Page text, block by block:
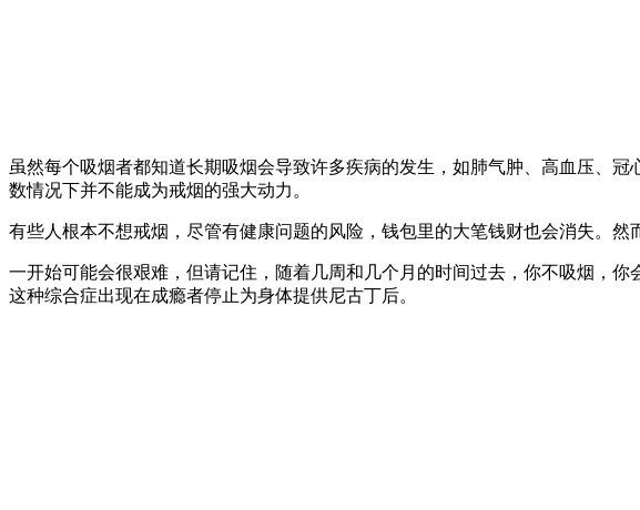
虽然每个吸烟者都知道长期吸烟会导致许多疾病的发生，如肺气肿、高血压、
数情况下并不能成为戒烟的强大动力。
有些人根本不想戒烟，尽管有健康问题的风险，钱包里的大笔钱财也会消失。
一开始可能会很艰难，但请记住，随着几周和几个月的时间过去，你不吸烟，
这种综合症出现在成瘾者停止为身体提供尼古丁后。